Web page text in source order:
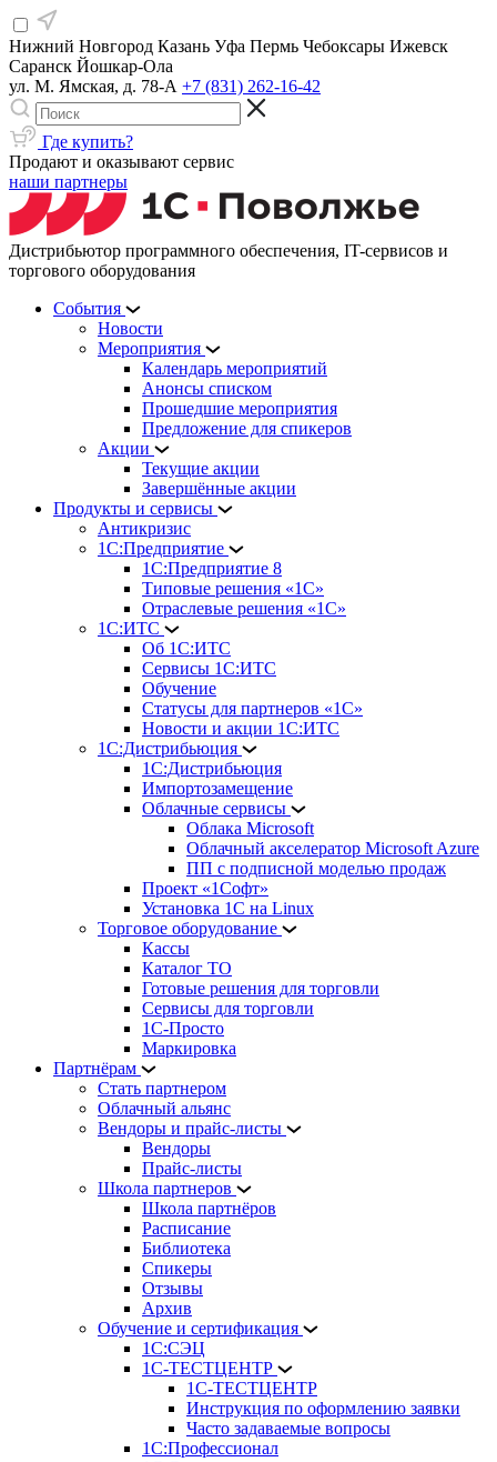
Нижний Новгород Казань Уфа Пермь Чебоксары Ижевск
Саранск Йошкар-Ола
ул. М. Ямская, д. 78-А +7 (831) 262-16-42
Где купить?
Продают и оказывают сервис
наши партнеры
Дистрибьютор программного обеспечения, IT-сервисов и
торгового оборудования
События
Новости
Мероприятия
Календарь мероприятий
Анонсы списком
Прошедшие мероприятия
Предложение для спикеров
Акции
Текущие акции
Завершённые акции
Продукты и сервисы
Антикризис
1С:Предприятие
1С:Предприятие 8
Типовые решения «1С»
Отраслевые решения «1С»
1С:ИТС
Об 1С:ИТС
Сервисы 1С:ИТС
Обучение
Статусы для партнеров «1С»
Новости и акции 1С:ИТС
1С:Дистрибьюция
1С:Дистрибьюция
Импортозамещение
Облачные сервисы
Облака Microsoft
Облачный акселератор Microsoft Azure
ПП с подписной моделью продаж
Проект «1Софт»
Установка 1С на Linux
Торговое оборудование
Кассы
Каталог ТО
Готовые решения для торговли
Сервисы для торговли
1С-Просто
Маркировка
Партнёрам
Стать партнером
Облачный альянс
Вендоры и прайс-листы
Вендоры
Прайс-листы
Школа партнеров
Школа партнёров
Расписание
Библиотека
Спикеры
Отзывы
Архив
Обучение и сертификация
1С:СЭЦ
1С-ТЕСТЦЕНТР
1С-ТЕСТЦЕНТР
Инструкция по оформлению заявки
Часто задаваемые вопросы
1С:Профессионал